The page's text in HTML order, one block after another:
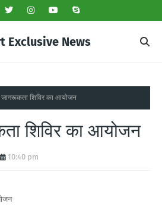
Exclusive News
जागरूकता शिविर का आयोजन
शिविर का आयोजन
10:40 pm